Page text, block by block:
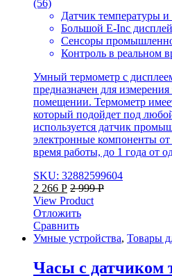
(56)
Датчик температуры и
Большой E-Inc дисплей
Сенсоры
Контроль в реальном
Умный термометр с
предназначен для
помещении. Термометр
который подойдет под
используется датчик
электронные компоненты
время работы, до 1 года от
SKU: 32882599604
2 266 Р 2 999Р
View Product
Отложить
Сравнить
Умные устройства, Товары
Часы с датчиком